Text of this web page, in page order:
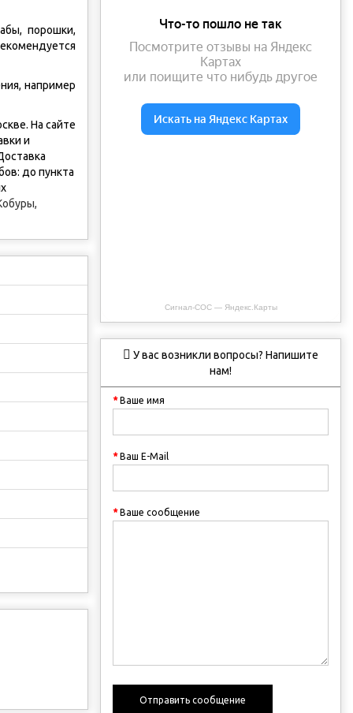
порошки,
например
На сайте
и
до пункта
Сигнал-СОС — Яндекс.Карты
У вас возникли вопросы? Напишите
нам!
Ваше имя
Ваш E-Mail
Ваше сообщение